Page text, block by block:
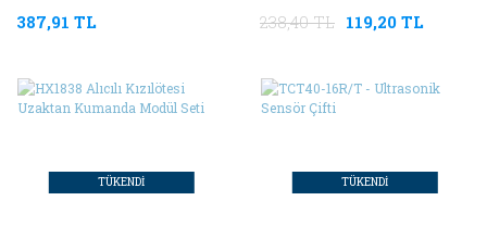
387,91 TL 238,40 TL 119,20 TL
TÜKENDİ TÜKENDİ